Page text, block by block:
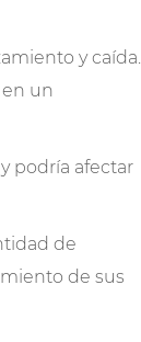
y caída.
un
podría afectar
de
de sus